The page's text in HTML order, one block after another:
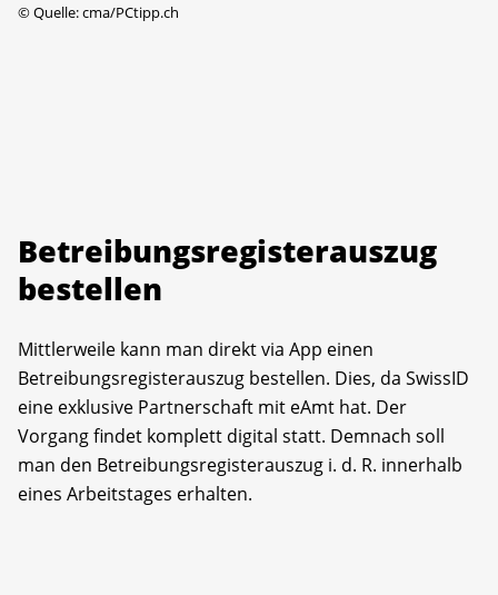
©Quelle: cma/PCtipp.ch
Betreibungsregisterauszug
bestellen
Mittlerweile kann man direkt via App einen
Betreibungsregisterauszug bestellen. Dies, da SwissID
eine exklusive Partnerschaft mit eAmt hat. Der
Vorgang findet komplett digital statt. Demnach soll
man den Betreibungsregisterauszug i. d. R. innerhalb
eines Arbeitstages erhalten.